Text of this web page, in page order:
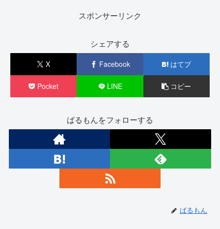
スポンサーリンク
シェアする
X Facebook はてブ
Pocket LINE コピー
ばるもんをフォローする
ばるもん